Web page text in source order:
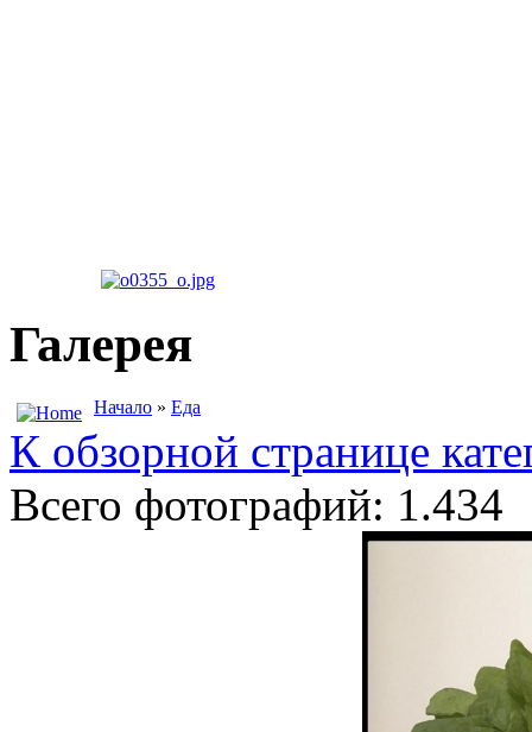
Галерея
Начало » Еда
К обзорной странице
Всего фотографий: 1.434